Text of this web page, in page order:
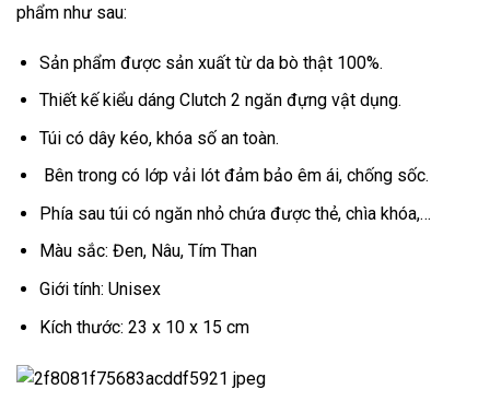
phẩm như sau:
Sản phẩm được sản xuất từ da bò thật 100%.
Thiết kế kiểu dáng Clutch 2 ngăn đựng vật dụng.
Túi có dây kéo, khóa số an toàn.
Bên trong có lớp vải lót đảm bảo êm ái, chống sốc.
Phía sau túi có ngăn nhỏ chứa được thẻ, chìa khóa,…
Màu sắc: Đen, Nâu, Tím Than
Giới tính: Unisex
Kích thước: 23 x 10 x 15 cm